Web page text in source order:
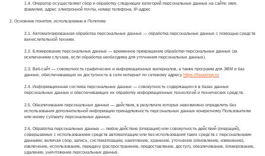
1.4. Оператор осуществляет сбор и обработку следующих категорий персональных данных на сайте: имя,
фамилия, адрес электронной почты, номер телефона, IP-адрес
2. Основные понятия, используемые в Политике
2.1. Автоматизированная обработка персональных данных — обработка персональных данных с помощью средств
вычислительной техники.
2.2. Блокирование персональных данных — временное прекращение обработки персональных данных (за
исключением случаев, если обработка необходима для уточнения персональных данных).
2.3. Веб-сайт — совокупность графических и информационных материалов, а также программ для ЭВМ и баз
данных, обеспечивающих их доступность в сети интернет по сетевому адресу https://fierashop.ru
2.4. Информационная система персональных данных — совокупность содержащихся в базах данных
персональных данных и обеспечивающих их обработку информационных технологий и технических средств.
2.5. Обезличивание персональных данных — действия, в результате которых невозможно определить без
использования дополнительной информации принадлежность персональных данных конкретному Пользователю
или иному субъекту персональных данных.
2.6. Обработка персональных данных — любое действие (операция) или совокупность действий (операций),
совершаемых с использованием средств автоматизации или без использования таких средств с персональными
данными, включая сбор, запись, систематизацию, накопление, хранение, уточнение (обновление, изменение),
извлечение, использование, передачу (распространение, предоставление, доступ), обезличивание, блокирование,
удаление, уничтожение персональных данных.